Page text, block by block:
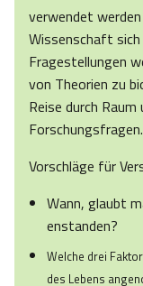
verwendet
Wissenschaft
Fragestellungen
von Theorien zu
Reise durch
Forschungsfragen.
Vorschläge für
Wann, glaubt
enstanden?
Welche drei
des Lebens